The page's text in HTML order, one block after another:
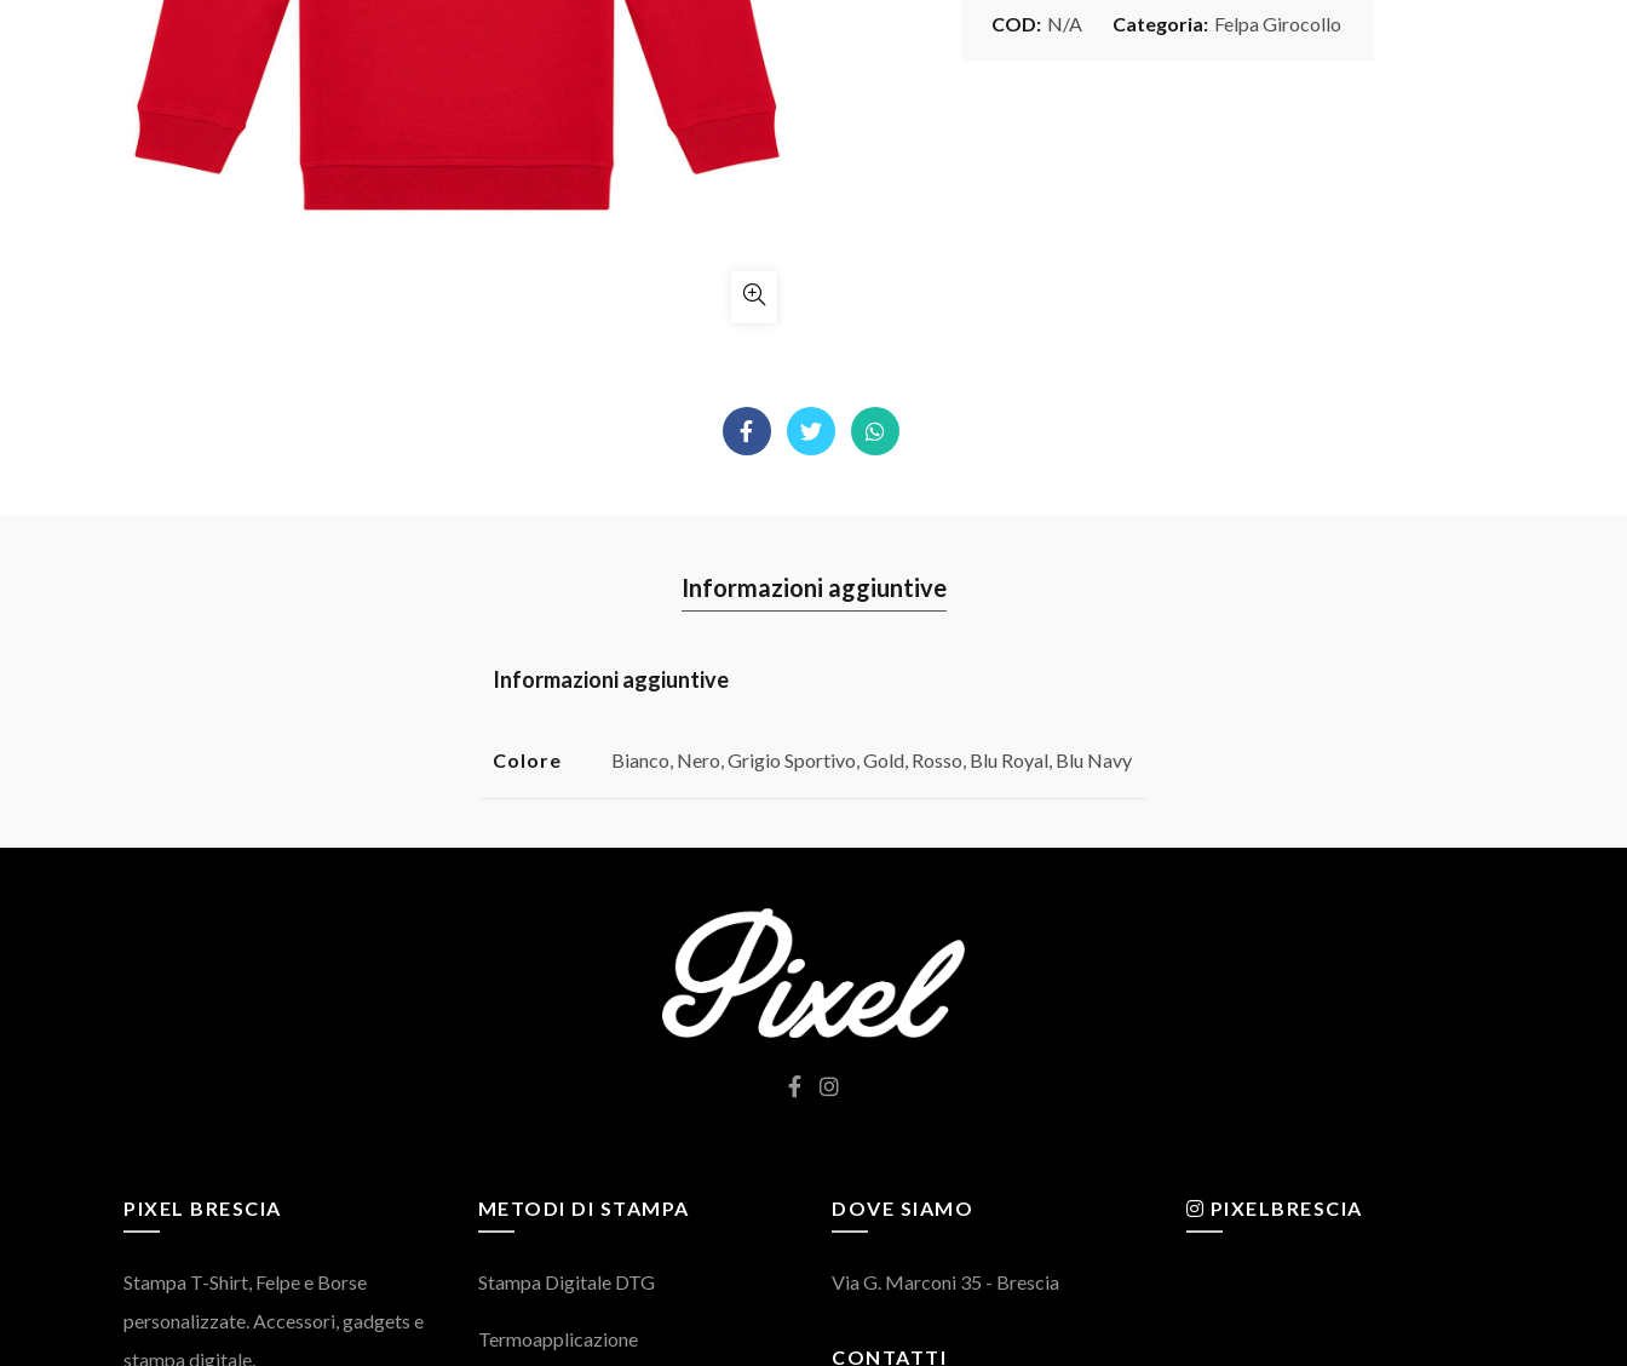
COD: N/A Categoria: Felpa Girocollo
Informazioni aggiuntive
Informazioni aggiuntive
Colore Bianco, Nero, Grigio Sportivo, Gold, Rosso, Blu Royal, Blu Navy
PIXEL BRESCIA
Stampa T-Shirt, Felpe e Borse
personalizzate. Accessori, gadgets e
stampa digitale.
METODI DI STAMPA
Stampa Digitale DTG
Termoapplicazione
DOVE SIAMO
Via G. Marconi 35 - Brescia
CONTATTI
PIXELBRESCIA